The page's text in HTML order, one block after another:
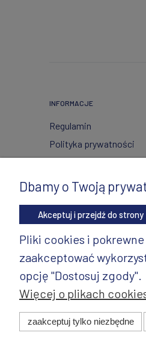
INFORMACJE
Regulamin
Polityka prywatności
Wysyłka i zwroty
Metody płatności
Twoje zamówienia
Ustawienia konta
Gdzie kupić?
© 2025 ANDY
Dbamy o Twoją
Akceptuj i przejdź do strony
Pliki cookies i
zaakceptować
opcję "Dostosuj zgody".
Więcej o plikach
zaakceptuj tylko niezbędne